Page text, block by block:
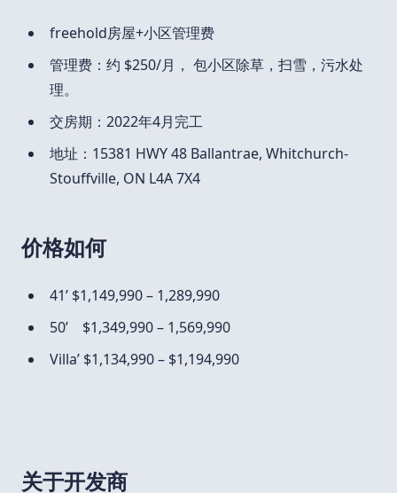
freehold房屋+小区管理费
管理费：约 $250/月， 包小区除草，扫雪，污水处
理。
交房期：2022年4月完工
地址：15381 HWY 48 Ballantrae, Whitchurch-
Stouffville, ON L4A 7X4
价格如何
41’ $1,149,990 – 1,289,990
50’ $1,349,990 – 1,569,990
Villa’ $1,134,990 – $1,194,990
关于开发商